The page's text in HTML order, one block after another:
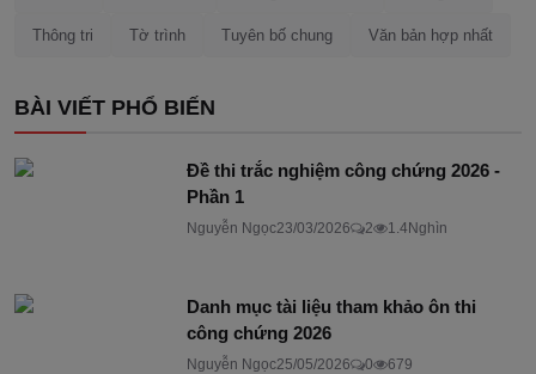
Thông tri Tờ trình Tuyên bố chung Văn bản hợp nhất
BÀI VIẾT PHỔ BIẾN
Đề thi trắc nghiệm công chứng 2026 -
Phần 1
Nguyễn Ngọc23/03/2026 2 1.4Nghìn
Danh mục tài liệu tham khảo ôn thi
công chứng 2026
Nguyễn Ngọc25/05/2026 0 679